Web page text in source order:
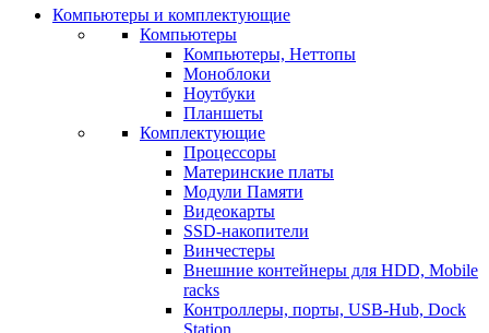
Компьютеры и комплектующие
Компьютеры
Компьютеры, Неттопы
Моноблоки
Ноутбуки
Планшеты
Комплектующие
Процессоры
Материнские платы
Модули Памяти
Видеокарты
SSD-накопители
Винчестеры
Внешние контейнеры для HDD, Mobile
racks
Контроллеры, порты, USB-Hub, Dock
Station